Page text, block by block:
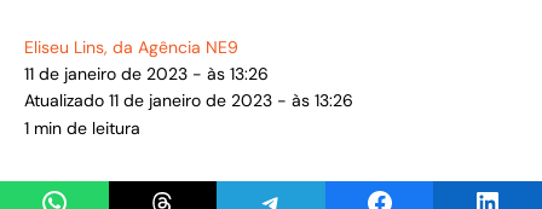
Eliseu Lins, da Agência NE9
11 de janeiro de 2023 - às 13:26
Atualizado 11 de janeiro de 2023 - às 13:26
1 min de leitura
Share on WhatsAppShare on ThreadsShare on TelegramShare on Facebook